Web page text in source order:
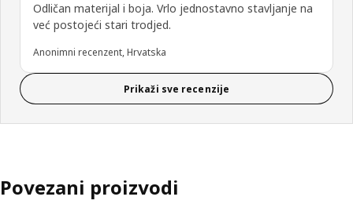
Odličan materijal i boja. Vrlo jednostavno stavljanje na
već postojeći stari trodjed.
Anonimni recenzent, Hrvatska
Prikaži sve recenzije
Povezani proizvodi